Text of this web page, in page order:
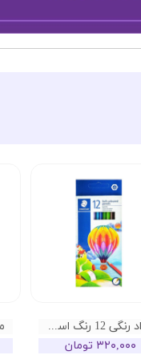
مداد رنگی 12 رنگ استدلر مدل سافت
۳۲۰,۰۰۰ تومان